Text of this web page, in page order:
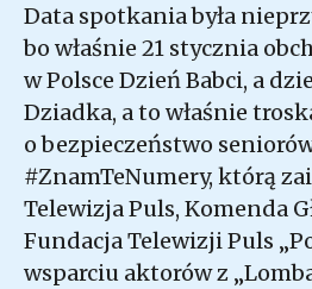
Data spotkania była
bo właśnie 21 stycznia
w Polsce Dzień Babci, a
Dziadka, a to właśnie
o bezpieczeństwo
#ZnamTeNumery, którą
Telewizja Puls, Komenda
Fundacja Telewizji Puls
wsparciu aktorów z